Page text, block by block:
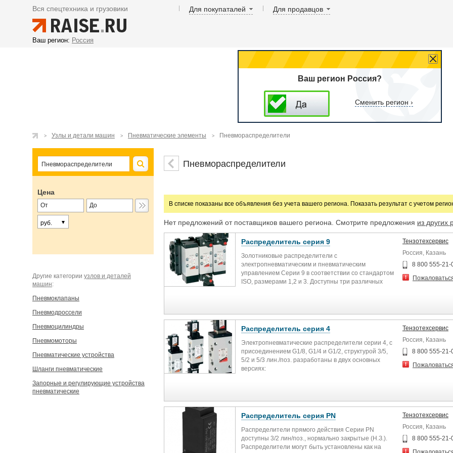
Вся спецтехника и грузовики Для покупаталей Для продавцов
Ваш регион: Россия
Ваш регион Россия?
Сменить регион ›
Узлы и детали машин Пневматические элементы Пневмораспределители
Цена
руб.
Другие категории узлов и деталей
машин:
Пневмоклапаны
Пневмодроссели
Пневмоцилиндры
Пневмомоторы
Пневматические устройства
Шланги пневматические
Запорные и регулирующие устройства
пневматические
Пневмораспределители
В списке показаны все объявления без учета вашего региона. Показать результат с учетом
Нет предложений от поставщиков вашего региона. Смотрите предложения из других
Распределитель серия 9
Золотниковые распределители с
электропневматическим и пневматическим
управлением Серии 9 в соответствии со стандартом
ISO, размерами 1,2 и 3. Доступны три различных
многоместная плита с общим каналом для подвода
магистрального давления и двумя общими
коллекторами для линий выхлопа в комплекте с
концевыми блоками.
Распределители Серии 9 имеют следующие типы
управления:
с пневматическим возвратом (пневмопружина);
пневматическое управление с возвратной пружиной;
двустороннее пневматическое управление;
одностороннее пневматическое управление с
пневматическим возвратом (пневмопружина).
Тензотехсервис
Россия, Казань
8 800 555-21-
Распределитель серия 4
Электропневматические распределители серии 4, с
присоединением G1/8, G1/4 и G1/2, структурой 3/5,
5/2 и 5/3 лин./поз. разработаны в двух основных
версиях:
управлением.
Тип распределителя: 3/2, 5/2, 5/3
Функция: Н.З., Н.О.
Присоединение: G1/8, G1/4, G1/2
Рабочее давление среды: 2 ÷ 10 бар
Конструкция: Золотникового типа (с пилотным
Тензотехсервис
Россия, Казань
8 800 555-21-
Распределитель серия PN
Распределители прямого действия Серии PN
доступны 3/2 лин/поз., нормально закрытые (Н.З.).
Распределители могут быть установлены как на
Тензотехсервис
Россия, Казань
8 800 555-21-